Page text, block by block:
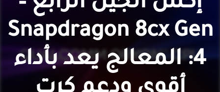
Snapdragon 8cx Gen
4: المعالج يعد بأداء